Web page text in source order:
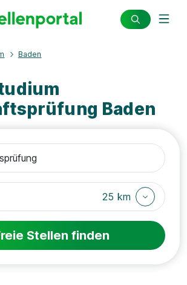
Baden
Baden
25 km
Stellen finden